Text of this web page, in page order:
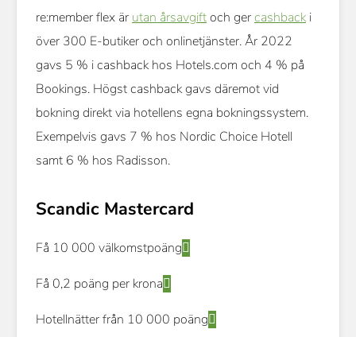
re:member flex är utan årsavgiftoch gercashback i
över 300 E-butiker och onlinetjänster. År 2022
gavs 5 % i cashback hos Hotels.com och 4 % på
Bookings. Högst cashback gavs däremot vid
bokning direkt via hotellens egna bokningssystem.
Exempelvis gavs 7 % hos Nordic Choice Hotell
samt 6 % hos Radisson.
Scandic Mastercard
Få 10 000 välkomstpoäng
Få 0,2 poäng per krona
Hotellnätter från 10 000 poäng